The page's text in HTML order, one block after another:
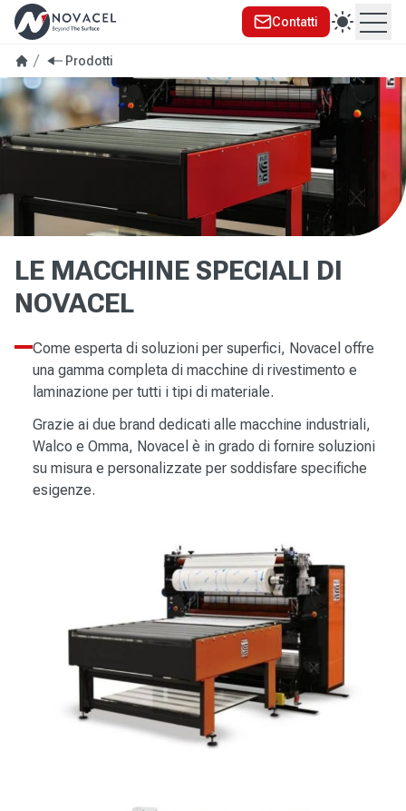
Contatti
Prodotti
menu
LE MACCHINE SPECIALI DI
NOVACEL
Come esperta di soluzioni per superfici, Novacel offre
una gamma completa di macchine di rivestimento e
laminazione per tutti i tipi di materiale.
Grazie ai due brand dedicati alle macchine industriali,
Walco e Omma, Novacel è in grado di fornire soluzioni
su misura e personalizzate per soddisfare specifiche
esigenze.